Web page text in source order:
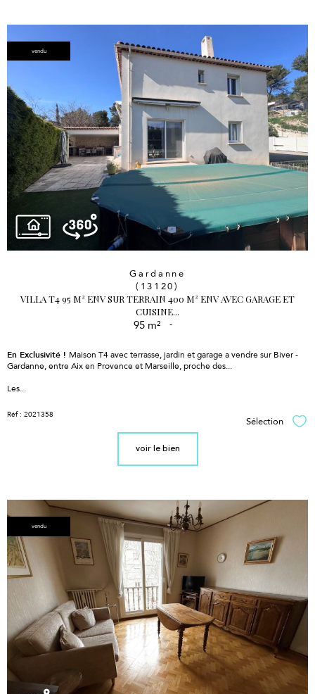
vendu
Gardanne
(13120)
VILLA T4 95 M² ENV SUR TERRAIN 400 M² ENV AVEC GARAGE ET
CUISINE...
95 m² -
En Exclusivité ! Maison T4 avec terrasse, jardin et garage a vendre sur Biver -
Gardanne, entre Aix en Provence et Marseille, proche des...
Les...
Réf : 2021358
Sélection
voir le bien
vendu